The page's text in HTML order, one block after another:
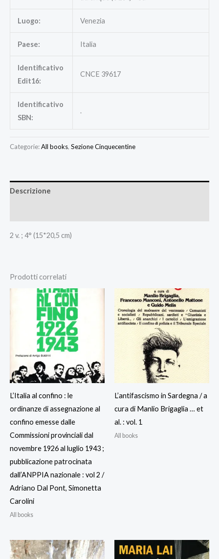
Luogo: Venezia
Paese: Italia
Identificativo
Edit16:
CNCE 39617
Identificativo
SBN:
.
Categorie:All books, Sezione Cinquecentine
Descrizione
2 v. ; 4° (15*20,5 cm)
Prodotti correlati
L’Italia al confino : le
ordinanze di assegnazione al
confino emesse dalle
Commissioni provinciali dal
novembre 1926 al luglio 1943 ;
pubblicazione patrocinata
dall’ANPPIA nazionale : vol 2 /
Adriano Dal Pont, Simonetta
Carolini
All books
L’antifascismo in Sardegna / a
cura di Manlio Brigaglia … et
al. : vol. 1
All books